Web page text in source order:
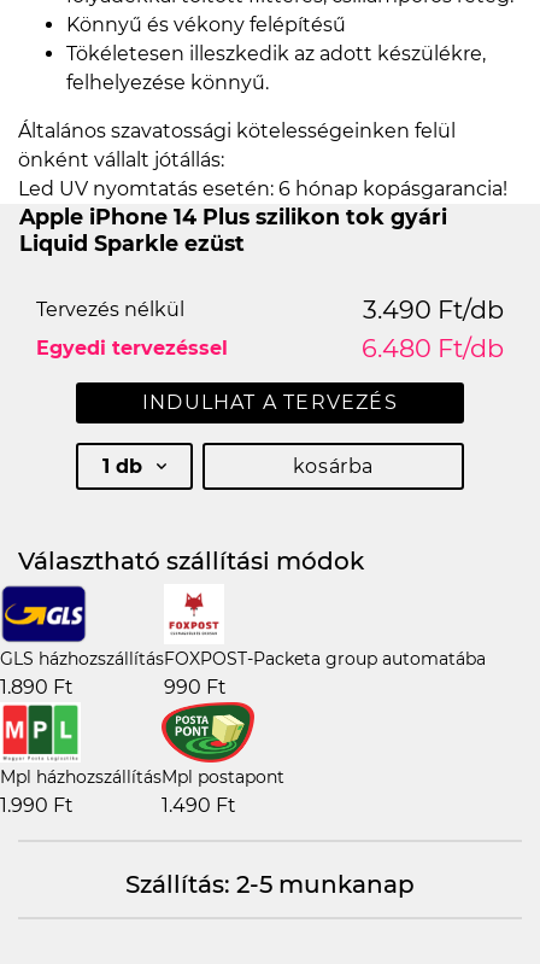
Könnyű és vékony felépítésű
Tökéletesen illeszkedik az adott készülékre,
felhelyezése könnyű.
Általános szavatossági kötelességeinken felül
önként vállalt jótállás:
Led UV nyomtatás esetén: 6 hónap kopásgarancia!
Apple iPhone 14 Plus szilikon tok gyári
Liquid Sparkle ezüst
Tervezés nélkül 3.490 Ft/db
Egyedi tervezéssel 6.480 Ft/db
INDULHAT A TERVEZÉS
1 db kosárba
Választható szállítási módok
GLS házhozszállítás
1.890 Ft
FOXPOST-Packeta group automatába
990 Ft
Mpl házhozszállítás
1.990 Ft
Mpl postapont
1.490 Ft
Szállítás: 2-5 munkanap